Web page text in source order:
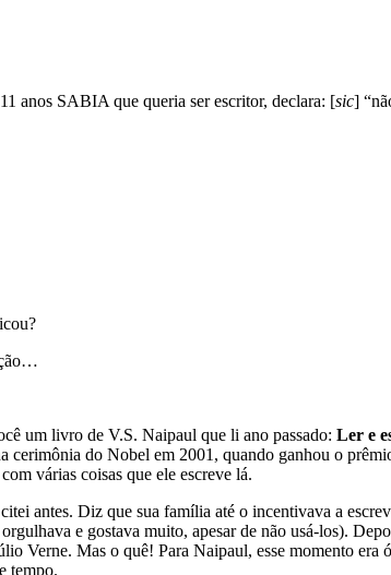
anos SABIA que queria ser escritor, declara: [sic]
um livro de V.S. Naipaul que li ano passado: Ler e
do Nobel em 2001, quando ganhou o
várias coisas que ele escreve lá.
antes. Diz que sua família até o incentivava a
e gostava muito, apesar de não usá-los).
Verne. Mas o quê! Para Naipaul, esse momento
tempo.